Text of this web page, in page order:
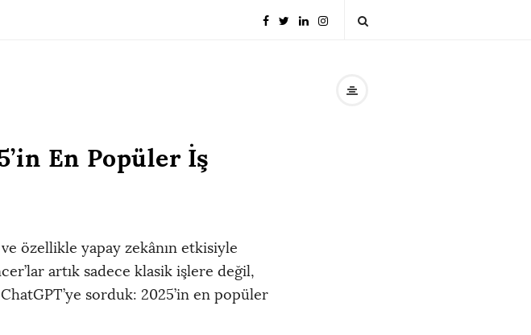
En Popüler İş
özellikle yapay zekânın etkisiyle
artık sadece klasik işlere değil,
sorduk: 2025’in en popüler